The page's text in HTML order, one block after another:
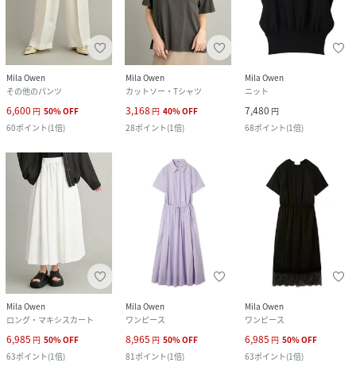
Mila Owen
その他のパンツ
6,600 円 50%OFF
60ポイント(1倍)
Mila Owen
カットソー・Tシャツ
3,168 円 40%OFF
28ポイント(1倍)
Mila Owen
ニット
7,480 円
68ポイント(1倍)
Mila Owen
ロング・マキシスカート
6,985 円 50%OFF
63ポイント(1倍)
Mila Owen
ワンピース
8,965 円 50%OFF
81 ポイント(1倍)
Mila Owen
ワンピース
6,985 円 50%OFF
63ポイント(1倍)